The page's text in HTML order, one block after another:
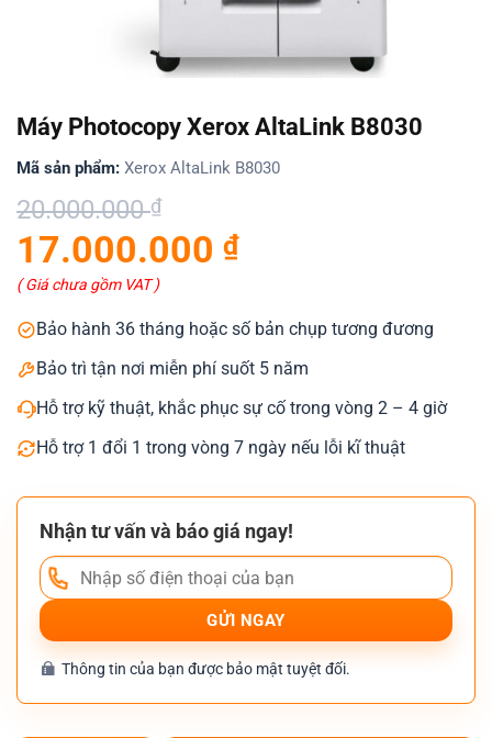
Máy Photocopy Xerox AltaLink B8030
Mã sản phẩm: Xerox AltaLink B8030
20.000.000₫
Giá
gốc
là:
20.000.000 ₫.
17.000.000 ₫
Giá
hiện
tại
là:
17.000.000 ₫.
( Giá chưa gồm VAT )
Bảo hành 36 tháng hoặc số bản chụp tương đương
Bảo trì tận nơi miễn phí suốt 5 năm
Hỗ trợ kỹ thuật, khắc phục sự cố trong vòng 2 – 4 giờ
Hỗ trợ 1 đổi 1 trong vòng 7 ngày nếu lỗi kĩ thuật
Nhận tư vấn và báo giá ngay!
Thông tin của bạn được bảo mật tuyệt đối.